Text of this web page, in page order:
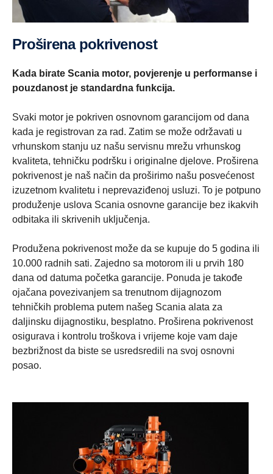
Proširena pokrivenost
Kada birate Scania motor, povjerenje u performanse i
pouzdanost je standardna funkcija.
Svaki motor je pokriven osnovnom garancijom od dana
kada je registrovan za rad. Zatim se može održavati u
vrhunskom stanju uz našu servisnu mrežu vrhunskog
kvaliteta, tehničku podršku i originalne djelove. Proširena
pokrivenost je naš način da proširimo našu posvećenost
izuzetnom kvalitetu i neprevaziđenoj usluzi. To je potpuno
produženje uslova Scania osnovne garancije bez ikakvih
odbitaka ili skrivenih uključenja.
Produžena pokrivenost može da se kupuje do 5 godina ili
10.000 radnih sati. Zajedno sa motorom ili u prvih 180
dana od datuma početka garancije. Ponuda je takođe
ojačana povezivanjem sa trenutnom dijagnozom
tehničkih problema putem našeg Scania alata za
daljinsku dijagnostiku, besplatno. Proširena pokrivenost
osigurava i kontrolu troškova i vrijeme koje vam daje
bezbrižnost da biste se usredsredili na svoj osnovni
posao.